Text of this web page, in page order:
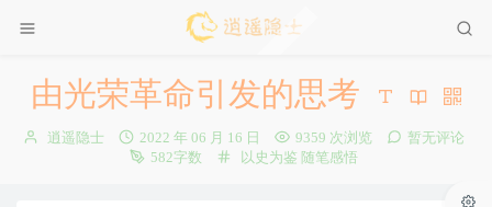
由光荣革命引发的思考
博
逍遥隐士
发
布
2022 年 06 月 16 日 9359 次浏览
暂无评论
582字数
分
以史为鉴 随笔感悟